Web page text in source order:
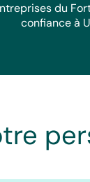
du
confiance à